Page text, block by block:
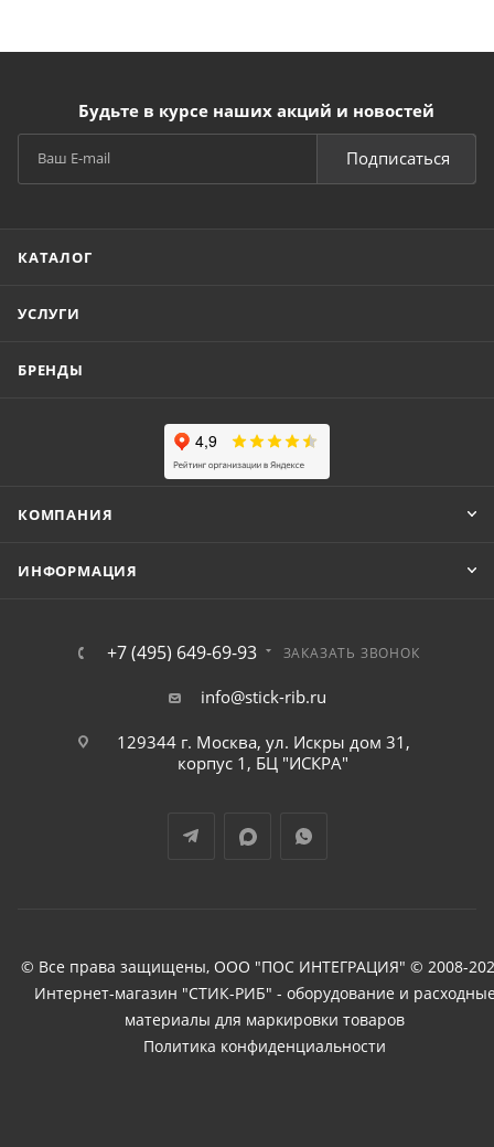
Будьте в курсе наших акций и новостей
Подписаться
КАТАЛОГ
УСЛУГИ
БРЕНДЫ
КОМПАНИЯ
ИНФОРМАЦИЯ
+7 (495) 649-69-93 ЗАКАЗАТЬ ЗВОНОК
info@stick-rib.ru
129344 г. Москва, ул. Искры дом 31,
корпус 1, БЦ "ИСКРА"
© Все права защищены, ООО "ПОС ИНТЕГРАЦИЯ" © 2008-
Интернет-магазин "СТИК-РИБ" - оборудование и
материалы для маркировки товаров
Политика конфиденциальности